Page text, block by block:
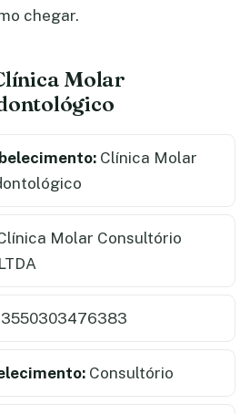
chegar.
Molar
Clínica Molar
Molar Consultório
3550303476383
Consultório